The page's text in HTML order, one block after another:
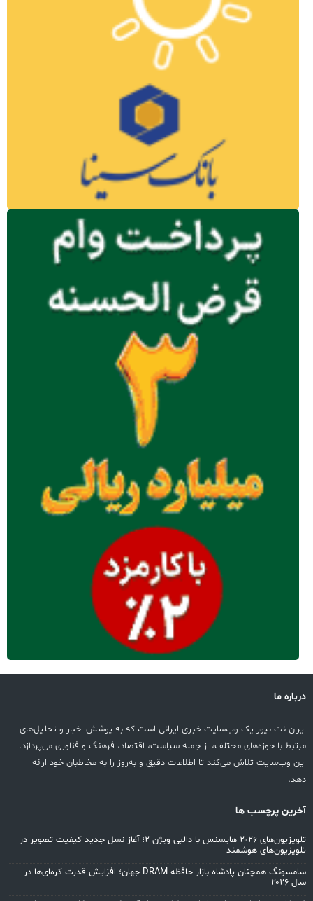
درباره ما
ایران نت نیوز یک وب‌سایت خبری ایرانی است که به پوشش اخبار و تحلیل‌های
مرتبط با حوزه‌های مختلف، از جمله سیاست، اقتصاد، فرهنگ و فناوری می‌پردازد.
این وب‌سایت تلاش می‌کند تا اطلاعات دقیق و به‌روز را به مخاطبان خود ارائه
دهد.
آخرین پرچسب ها
تلویزیون‌های ۲۰۲۶ هایسنس با دالبی ویژن ۲؛ آغاز نسل جدید کیفیت تصویر در
تلویزیون‌های هوشمند
سامسونگ همچنان پادشاه بازار حافظه DRAM جهان؛ افزایش قدرت کره‌ای‌ها در
سال ۲۰۲۶